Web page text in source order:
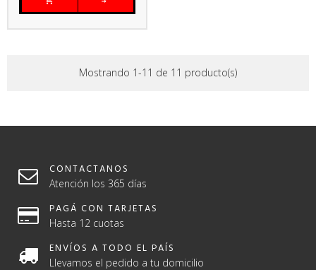
Mostrando 1-11 de 11 producto(s)
CONTACTANOS
Atención los 365 días
PAGÁ CON TARJETAS
Hasta 12 cuotas
ENVÍOS A TODO EL PAÍS
Llevamos el pedido a tu domicilio